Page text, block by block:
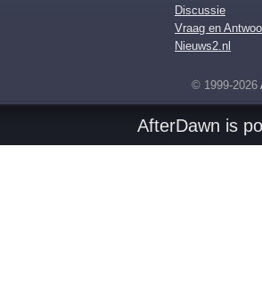
Discussie
Vraag en
Nieuws2.nl
© 1999-2026
AfterDawn is